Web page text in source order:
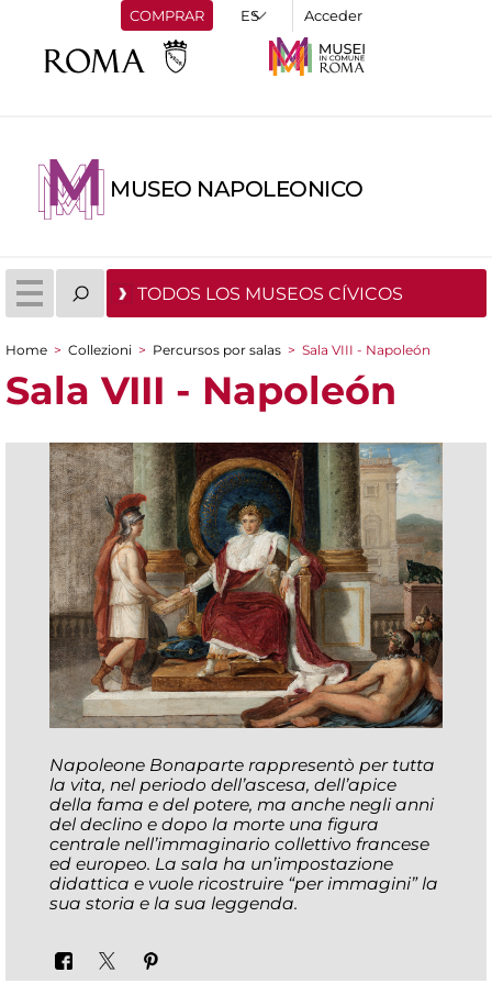
COMPRAR Acceder
MUSEO NAPOLEONICO
TODOS LOS MUSEOS CÍVICOS
You are here
Home > Collezioni > Percursos por salas > Sala VIII - Napoleón
Sala VIII - Napoleón
Napoleone Bonaparte rappresentò per tutta
la vita, nel periodo dell’ascesa, dell’apice
della fama e del potere, ma anche negli anni
del declino e dopo la morte una figura
centrale nell’immaginario collettivo francese
ed europeo. La sala ha un’impostazione
didattica e vuole ricostruire “per immagini” la
sua storia e la sua leggenda.